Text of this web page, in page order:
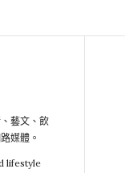
藝文、飲
媒體。
lifestyle